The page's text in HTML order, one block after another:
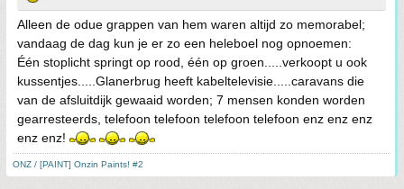
Alleen de odue grappen van hem waren altijd zo memorabel;
vandaag de dag kun je er zo een heleboel nog opnoemen:
Één stoplicht springt op rood, één op groen.....verkoopt u ook
kussentjes.....Glanerbrug heeft kabeltelevisie.....caravans die
van de afsluitdijk gewaaid worden; 7 mensen konden worden
gearresteerds, telefoon telefoon telefoon telefoon enz enz enz
enz enz!
ONZ / [PAINT] Onzin Paints! #2